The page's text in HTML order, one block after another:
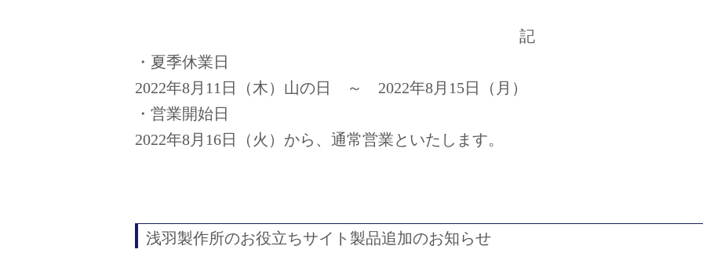
記
・夏季休業日
2022年8月11日（木）山の日 ～ 2022年8月15日（月）
・営業開始日
2022年8月16日（火）から、通常営業といたします。
浅羽製作所のお役立ちサイト製品追加のお知らせ